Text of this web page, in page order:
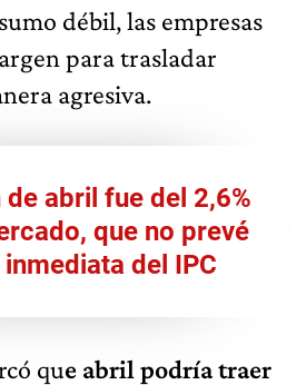
débil, las empresas
para trasladar
agresiva.
abril fue del 2,6%
que no prevé
del IPC
que abril podría traer